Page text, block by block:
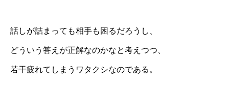
話しが詰まっても相手も困るだろうし、
どういう答えが正解なのかなと考えつつ、
若干疲れてしまうワタクシなのである。